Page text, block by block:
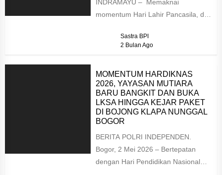
INDRAMAYU – Memaknai
momentum Hari Lahir Pancasila, dua
Tokoh Indonesia dan Forum
Sastra BPI
2 Bulan Ago
MOMENTUM HARDIKNAS
2026, YAYASAN MUTIARA
BARU BANGKIT DAN BUKA
LKSA HINGGA KEJAR PAKET
DI BOJONG KLAPA NUNGGAL
BOGOR
BERITA POLRI INDEPENDEN.
Bogor, 2 Mei 2026 – Bertepatan
dengan Hari Pendidikan Nasional